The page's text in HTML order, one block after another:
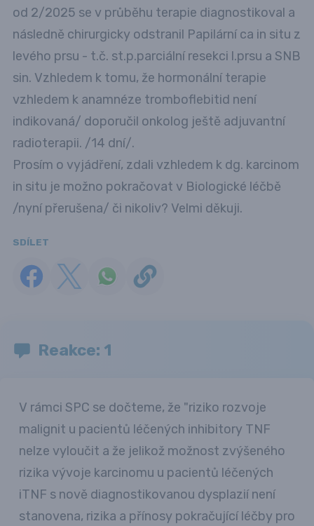
od 2/2025 se v průběhu terapie diagnostikoval a
následně chirurgicky odstranil Papilární ca in situ z
levého prsu - t.č. st.p.parciální resekci l.prsu a SNB
sin. Vzhledem k tomu, že hormonální terapie
vzhledem k anamnéze tromboflebitid není
indikovaná/ doporučil onkolog ještě adjuvantní
radioterapii. /14 dní/.
Prosím o vyjádření, zdali vzhledem k dg. karcinom
in situ je možno pokračovat v Biologické léčbě
/nyní přerušena/ či nikoliv? Velmi děkuji.
SDÍLET
Reakce: 1
V rámci SPC se dočteme, že "riziko rozvoje
malignit u pacientů léčených inhibitory TNF
nelze vyloučit a že jelikož možnost zvýšeného
rizika vývoje karcinomu u pacientů léčených
iTNF s nově diagnostikovanou dysplazií není
stanovena, rizika a přínosy pokračující léčby pro